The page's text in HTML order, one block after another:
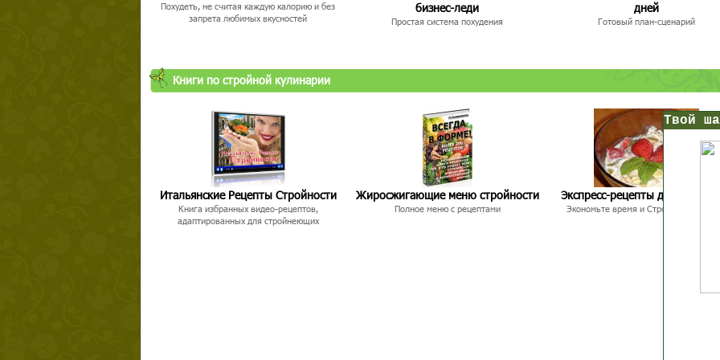
Похудеть, не считая каждую калорию и без
запрета любимых вкусностей
бизнес-леди
Простая система похудения
дней
Готовый план-сценарий
Книги по стройной кулинарии
Итальянские Рецепты Стройности
Книга избранных видео-рецептов,
адаптированных для стройнеющих
Жиросжигающие меню стройности
Полное меню с рецептами
Экспресс-рецепты для
Экономьте время и Стройнейте
Прямо сейчас получи мои
7 уроков стройности
без голодных